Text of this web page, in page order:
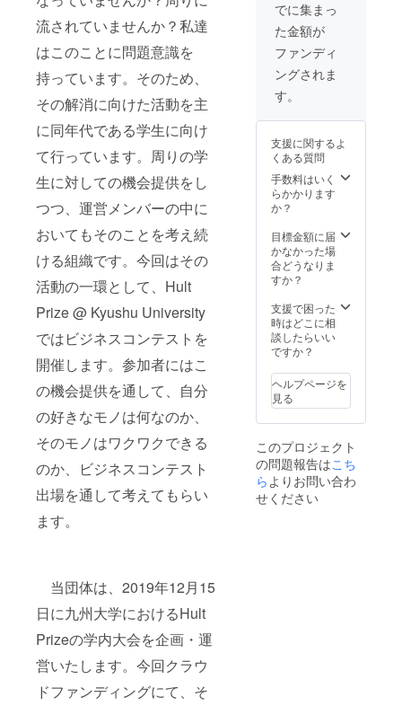
流されていませんか？私達
はこのことに問題意識を
持っています。そのため、
その解消に向けた活動を主
に同年代である学生に向け
て行っています。周りの学
生に対しての機会提供をし
つつ、運営メンバーの中に
おいてもそのことを考え続
ける組織です。今回はその
活動の一環として、Hult
Prize @ Kyushu University
ではビジネスコンテストを
開催します。参加者にはこ
の機会提供を通して、自分
の好きなモノは何なのか、
そのモノはワクワクできる
のか、ビジネスコンテスト
出場を通して考えてもらい
ます。
当団体は、2019年12月15
日に九州大学におけるHult
Prizeの学内大会を企画・運
営いたします。今回クラウ
ドファンディングにて、そ
年間）の送付、
12月7日までに
ご支援いただい
た方は、九州大
学学内大会パン
フレットへお名
前の掲載、Hult
リジナルTシャツ
の送付をいたし
ます。 ※支援
時、必ず備考欄
にご希望のお名
前をご記入くだ
さい。 記入のな
い場合は
CAMPFIREの
ユーザー名を掲
載いたします。
ご了承くださ
い。
います。） ◎九
州大学学内大会
（本大会） ご招
待 （交通費等
は自己負担とな
ります。ご了承
ください。）
Hult Prize @
Kyushu
Universityのメ
インイベントで
ある九州大学学
内大会へ特別に
ご招待いたしま
す。 また、お礼
の報告書、定期
マガジン（1年
間）の送付、12
月7日までにご支
は、九州大学大
会パンフレット
へお名前の掲
載、Hult Prize
Universityのオ
リジナルTシャツ
の送付、イベン
トへのご招待を
させていただき
ます。 ※支援
時、必ず備考欄
にご希望のお名
前をご記入くだ
さい。 記入のな
でに集まっ
た金額が
ファンディ
ングされま
す。
支援に関するよ
くある質問
手数料はいく
らかかります
か？
目標金額に届
かなかった場
合どうなりま
すか？
支援で困った
時はどこに相
談したらいい
ですか？
ヘルプページを
見る
このプロジェクト
の問題報告はこち
ら よりお問い合わ
せください